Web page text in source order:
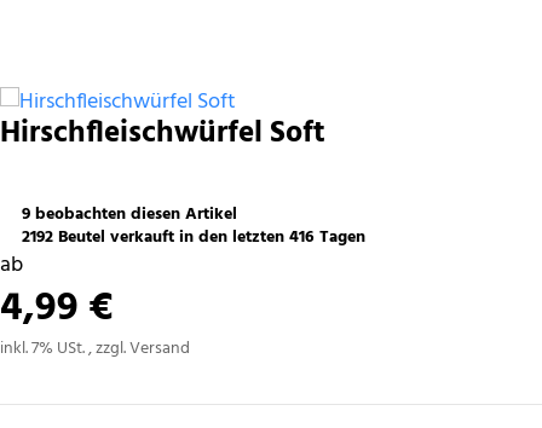
Hirschfleischwürfel Soft
9 beobachten diesen Artikel
2192 Beutel verkauft in den letzten 416 Tagen
ab
4,99 €
inkl. 7% USt. , zzgl.Versand